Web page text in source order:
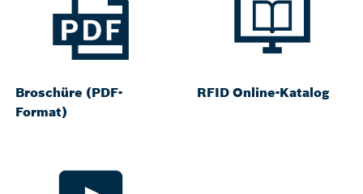
Broschüre (PDF-
Format)
RFID Online-Katalog